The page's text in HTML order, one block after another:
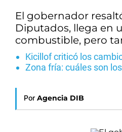
El gobernador
Diputados, llega en
combustible, pero
Kicillof criticó los
Zona fría: cuáles son
Por Agencia DIB